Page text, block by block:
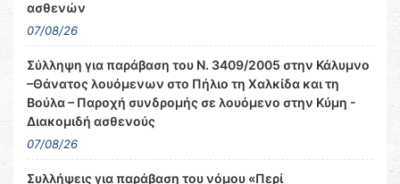
ασθενών
07/08/26
Σύλληψη για παράβαση του Ν. 3409/2005 στην Κάλυμνο
–Θάνατος λουόμενων στο Πήλιο τη Χαλκίδα και τη
Βούλα – Παροχή συνδρομής σε λουόμενο στην Κύμη -
Διακομιδή ασθενούς
07/08/26
Συλλήψεις για παράβαση του νόμου «Περί